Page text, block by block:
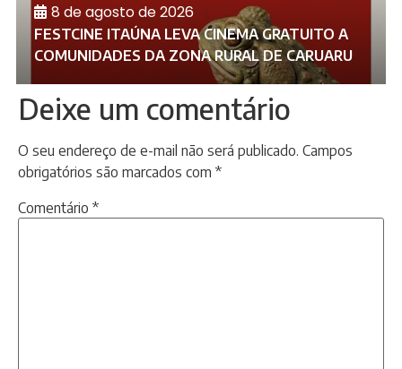
8 de agosto de 2026
FESTCINE ITAÚNA LEVA CINEMA GRATUITO A
COMUNIDADES DA ZONA RURAL DE CARUARU
Deixe um comentário
O seu endereço de e-mail não será publicado. Campos
obrigatórios são marcados com *
Comentário *